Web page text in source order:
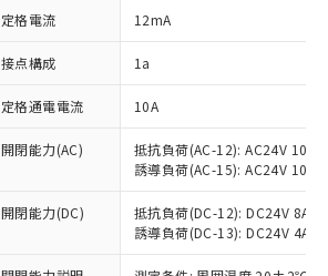
定格電流 12mA
接点構成 1a
定格通電電流 10A
開閉能力(AC)
抵抗負荷(AC-12): AC24V 10A/
誘導負荷(AC-15): AC24V
開閉能力(DC)
抵抗負荷(DC-12): DC24V 8A/
誘導負荷(DC-13): DC24V 4A/
条件
をお読みいただき、同意のうえ
さい。
ビスは、当社制御機器事業取扱
：EU RoHS指令（10物質）の
した製品が提供可能な商品で
EU RoHS指令（10物質）の非含
た製品に切り替える予定のある
し：EU RoHS指令（10物質）の
対応の商品で、対応品を出す予
せん。
中：EU RoHS指令（10物質）の
応状況を調査中または確認中の
表